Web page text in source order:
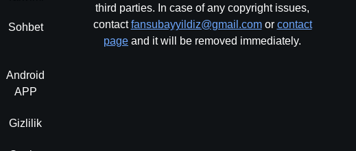
Sohbet
Android
APP
Gizlilik
third parties. In case of any copyright issues,
contactfansubayyildiz@gmail.comor contact
page and it will be removed immediately.